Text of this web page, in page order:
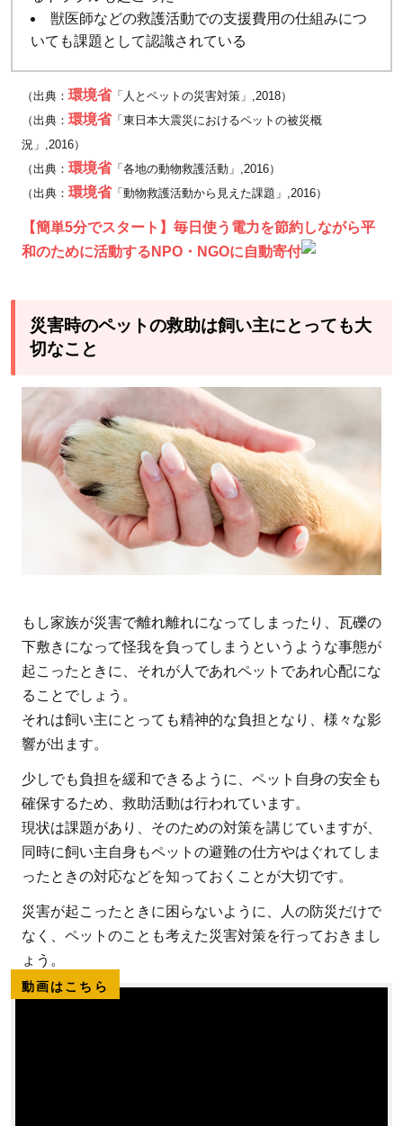
獣医師などの救護活動での支援費用の仕組みにつ
いても課題として認識されている
（出典： 環境省「人とペットの災害対策」,2018）
（出典： 環境省「東日本大震災におけるペットの被災概
況」,2016）
（出典： 環境省「各地の動物救護活動」,2016）
（出典： 環境省「動物救護活動から見えた課題」,2016）
【簡単5分でスタート】毎日使う電力を節約しながら平
和のために活動するNPO・NGOに自動寄付
災害時のペットの救助は飼い主にとっても大
切なこと
もし家族が災害で離れ離れになってしまったり、瓦礫の
下敷きになって怪我を負ってしまうというような事態が
起こったときに、それが人であれペットであれ心配にな
ることでしょう。
それは飼い主にとっても精神的な負担となり、様々な影
響が出ます。
少しでも負担を緩和できるように、ペット自身の安全も
確保するため、救助活動は行われています。
現状は課題があり、そのための対策を講じていますが、
同時に飼い主自身もペットの避難の仕方やはぐれてしま
ったときの対応などを知っておくことが大切です。
災害が起こったときに困らないように、人の防災だけで
なく、ペットのことも考えた災害対策を行っておきまし
ょう。
動画はこちら